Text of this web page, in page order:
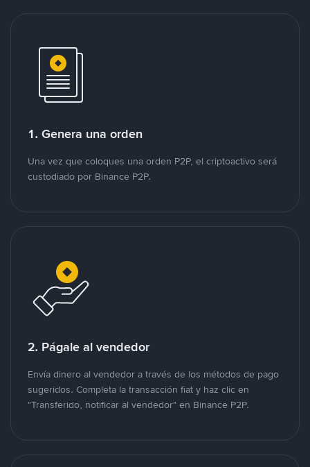
1. Genera una orden
Una vez que coloques una orden P2P, el criptoactivo será
custodiado por Binance P2P.
2. Págale al vendedor
Envía dinero al vendedor a través de los métodos de pago
sugeridos. Completa la transacción fiat y haz clic en
"Transferido, notificar al vendedor" en Binance P2P.